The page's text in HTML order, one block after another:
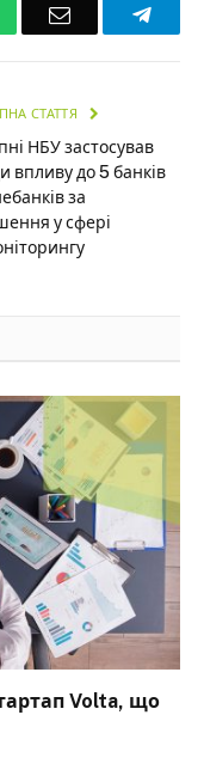
Email
СТАТТЯ
НБУ застосував
впливу до 5 банків
за
у сфері
Volta, що